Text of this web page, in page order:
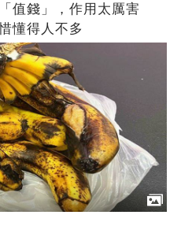
值錢」，作用太厲害
懂得人不多